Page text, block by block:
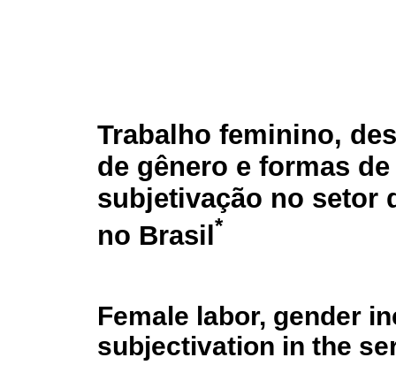
Trabalho feminino,
de gênero e formas de
subjetivação no setor
no Brasil *
Female labor, gender
subjectivation in the